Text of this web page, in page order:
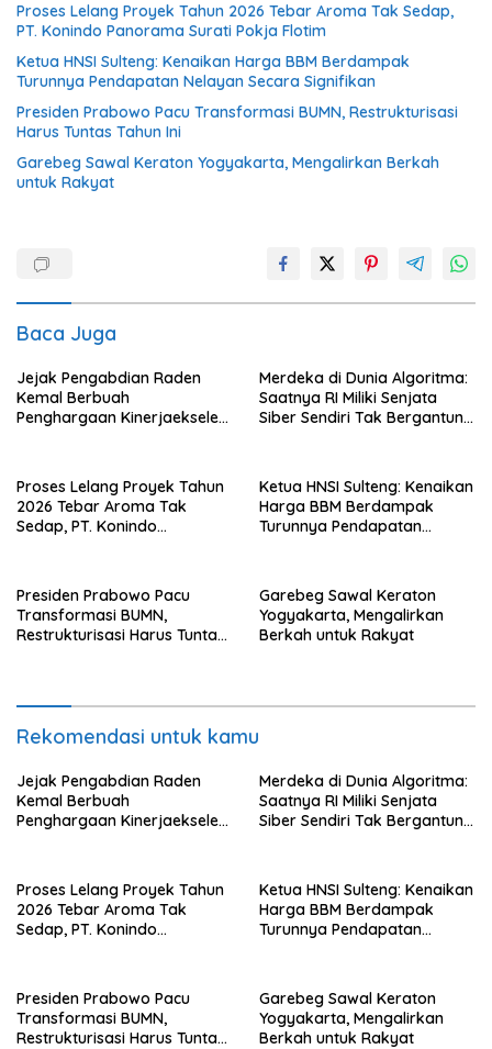
Proses Lelang Proyek Tahun 2026 Tebar Aroma Tak Sedap,
PT. Konindo Panorama Surati Pokja Flotim
Ketua HNSI Sulteng: Kenaikan Harga BBM Berdampak
Turunnya Pendapatan Nelayan Secara Signifikan
Presiden Prabowo Pacu Transformasi BUMN, Restrukturisasi
Harus Tuntas Tahun Ini
Garebeg Sawal Keraton Yogyakarta, Mengalirkan Berkah
untuk Rakyat
Baca Juga
Jejak Pengabdian Raden
Kemal Berbuah
Penghargaan Kinerjaekselen
Merdeka di Dunia Algoritma:
Saatnya RI Miliki Senjata
Siber Sendiri Tak Bergantung
Proses Lelang Proyek Tahun
2026 Tebar Aroma Tak
Sedap, PT. Konindo
Ketua HNSI Sulteng: Kenaikan
Harga BBM Berdampak
Turunnya Pendapatan
Presiden Prabowo Pacu
Transformasi BUMN,
Restrukturisasi Harus Tuntas
Garebeg Sawal Keraton
Yogyakarta, Mengalirkan
Berkah untuk Rakyat
Rekomendasi untuk kamu
Jejak Pengabdian Raden
Kemal Berbuah
Penghargaan Kinerjaekselen
Merdeka di Dunia Algoritma:
Saatnya RI Miliki Senjata
Siber Sendiri Tak Bergantung
Proses Lelang Proyek Tahun
2026 Tebar Aroma Tak
Sedap, PT. Konindo
Ketua HNSI Sulteng: Kenaikan
Harga BBM Berdampak
Turunnya Pendapatan
Presiden Prabowo Pacu
Transformasi BUMN,
Restrukturisasi Harus Tuntas
Garebeg Sawal Keraton
Yogyakarta, Mengalirkan
Berkah untuk Rakyat